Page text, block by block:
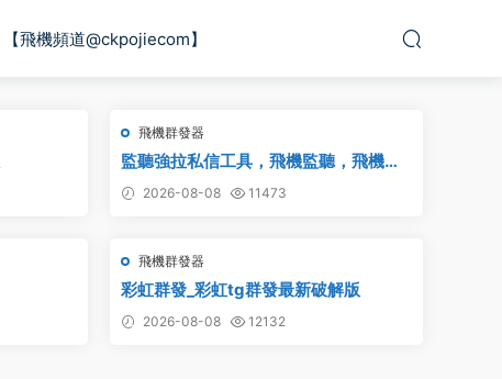
【飛機頻道@ckpojiecom】
飛機群發器
監聽強拉私信工具，飛機監聽，飛機監
聽強拉，飛機監聽自動拉人，破解版
2026-08-08 11473
飛機群發器
彩虹群發_彩虹tg群發最新破解版
2026-08-08 12132